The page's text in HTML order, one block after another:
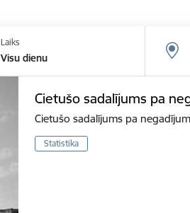
Laiks
Visu dienu
Cietušo sadalījums pa
Cietušo sadalījums pa
Statistika